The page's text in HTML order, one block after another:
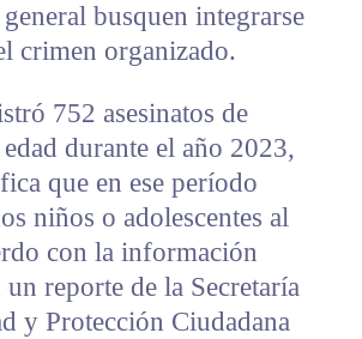
busquen integrarse
crimen organizado.
752 asesinatos de
durante el año 2023,
que en ese período
niños o adolescentes al
con la información
reporte de la Secretaría
y Protección Ciudadana